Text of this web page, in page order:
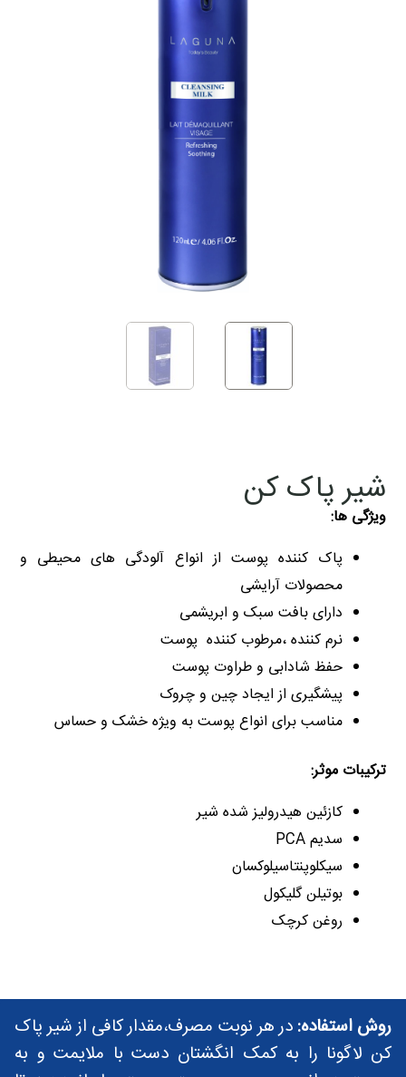
شیر پاک کن
ویژگی ها:
پاک کننده پوست از انواع آلودگی های محیطی و
محصولات آرایشی
دارای بافت سبک و ابریشمی
نرم کننده ،مرطوب کننده پوست
حفظ شادابی و طراوت پوست
پیشگیری از ایجاد چین و چروک
مناسب برای انواع پوست به ویژه خشک و حساس
ترکیبات موثر:
کازئین هیدرولیز شده شیر
سدیم PCA
سیکلوپنتاسیلوکسان
بوتیلن گلیکول
روغن کرچک
روش استفاده:در هر نوبت مصرف،مقدار کافی از شیر پاک
کن لاگونا را به کمک انگشتان دست با ملایمت و به